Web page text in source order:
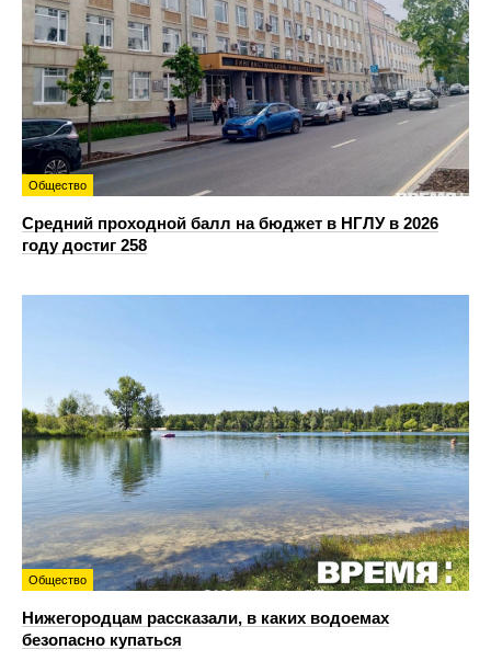
Общество
Средний проходной балл на бюджет в НГЛУ в 2026
году достиг 258
Общество
Нижегородцам рассказали, в каких водоемах
безопасно купаться